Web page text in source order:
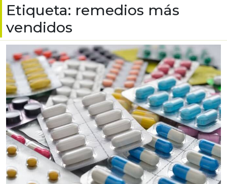
Etiqueta: remedios más
vendidos